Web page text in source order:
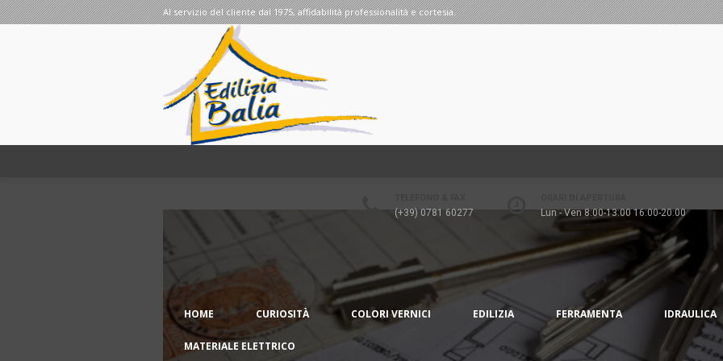
Al servizio del cliente dal 1975, affidabilità professionalità e cortesia.
(+39) 0781 60277 Lun - Ven 8:00-13:00 16:00-20:00
HOME CURIOSITÀ COLORI VERNICI EDILIZIA FERRAMENTA IDRAULICA
MATERIALE ELETTRICO